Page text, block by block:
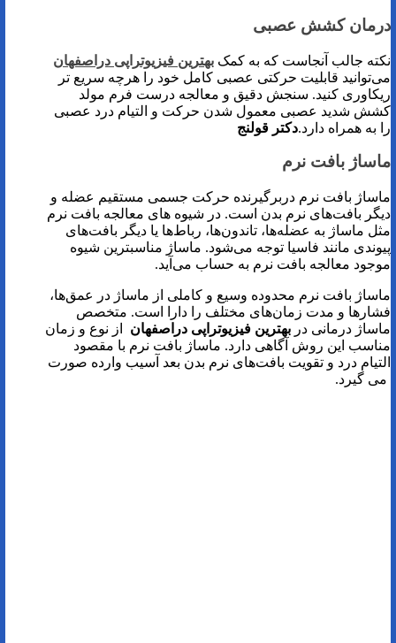
درمان کشش عصبی
نکته جالب آنجاست که به کمک بهترین فیزیوتراپی دراصفهان
می‌توانید قابلیت حرکتی عصبی کامل خود را هرچه سریع تر
ریکاوری کنید. سنجش دقیق و معالجه درست فرم مولد
کشش شدید عصبی معمول شدن حرکت و التیام درد عصبی
را به همراه دارد.دکتر قولنج
ماساژ بافت نرم
ماساژ بافت نرم دربرگیرنده حرکت جسمی مستقیم عضله و
دیگر بافت‌های نرم بدن است. در شیوه های معالجه بافت نرم
مثل ماساژ به عضله‌ها، تاندون‌ها، رباط‌ها یا دیگر بافت‌های
پیوندی مانند فاسیا توجه می‌شود. ماساژ مناسبترین شیوه
موجود معالجه بافت نرم به حساب می‌آید.
ماساژ بافت نرم محدوده وسیع و کاملی از ماساژ در عمق‌ها،
فشارها و مدت زمان‌های مختلف را دارا است. متخصص
ماساژ درمانی در بهترین فیزیوتراپی دراصفهان از نوع و زمان
مناسب این روش آگاهی دارد. ماساژ بافت نرم با مقصود
التیام درد و تقویت بافت‌های نرم بدن بعد آسیب وارده صورت
می گیرد.